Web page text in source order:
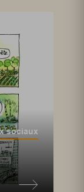
sociaux